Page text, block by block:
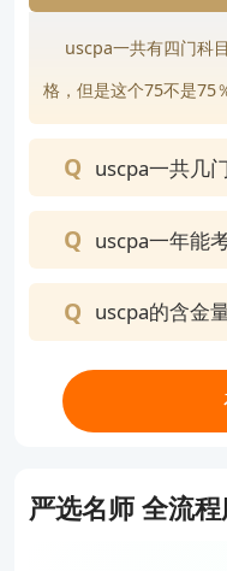
uscpa一共有四门科
格，但是这个75不是75
uscpa一共几
uscpa一年能
uscpa的含金
严选名师 全流